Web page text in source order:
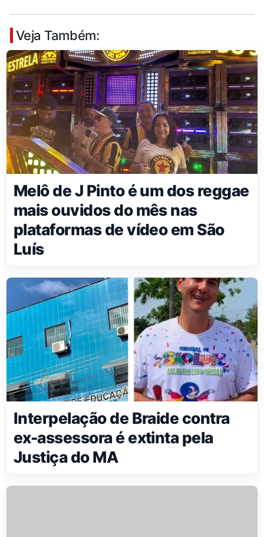
Veja Também:
Melô de J Pinto é um dos reggae
mais ouvidos do mês nas
plataformas de vídeo em São
Luís
Interpelação de Braide contra
ex-assessora é extinta pela
Justiça do MA